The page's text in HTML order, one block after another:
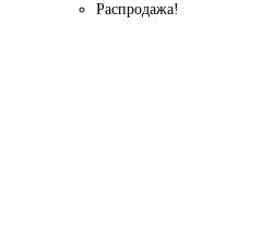
Распродажа!